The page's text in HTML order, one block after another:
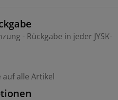
- Rückgabe in jeder JYSK-
auf alle Artikel